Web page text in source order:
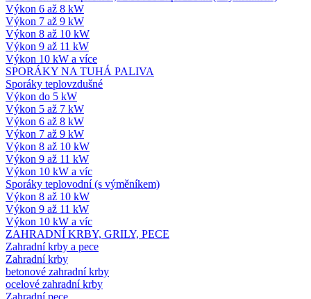
Výkon 6 až 8 kW
Výkon 7 až 9 kW
Výkon 8 až 10 kW
Výkon 9 až 11 kW
Výkon 10 kW a více
SPORÁKY NA TUHÁ PALIVA
Sporáky teplovzdušné
Výkon do 5 kW
Výkon 5 až 7 kW
Výkon 6 až 8 kW
Výkon 7 až 9 kW
Výkon 8 až 10 kW
Výkon 9 až 11 kW
Výkon 10 kW a víc
Sporáky teplovodní (s výměníkem)
Výkon 8 až 10 kW
Výkon 9 až 11 kW
Výkon 10 kW a víc
ZAHRADNÍ KRBY, GRILY, PECE
Zahradní krby a pece
Zahradní krby
betonové zahradní krby
ocelové zahradní krby